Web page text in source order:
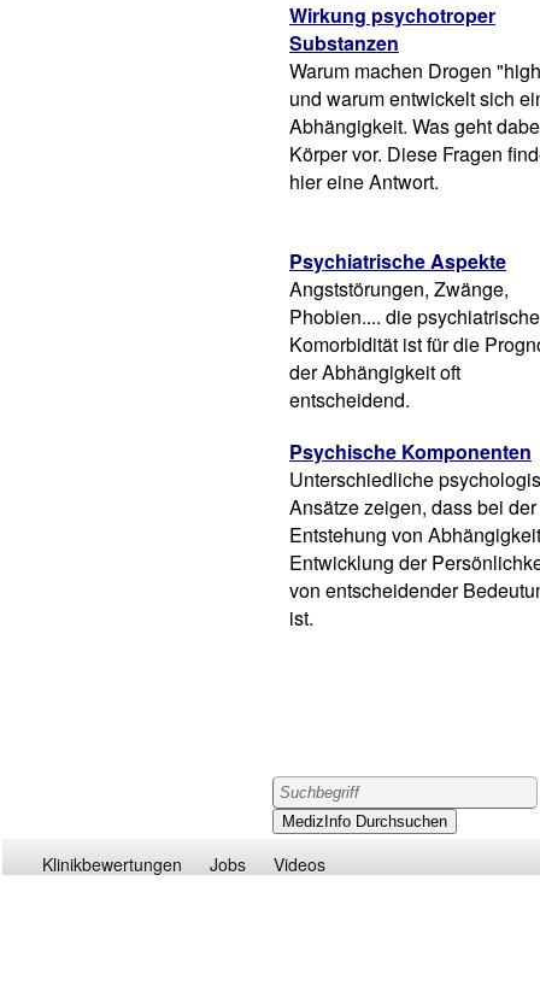
Wirkung psychotroper
Substanzen
Warum machen Drogen
und warum entwickelt sich
Abhängigkeit. Was geht
Körper vor. Diese Fragen
hier eine Antwort.
Psychiatrische Aspekte
Angststörungen, Zwänge,
Phobien.... die psychiatrische
Komorbidität ist für die
der Abhängigkeit oft
entscheidend.
Psychische Komponenten
Unterschiedliche
Ansätze zeigen, dass bei der
Entstehung von
Entwicklung der
von entscheidender
ist.
Klinikbewertungen Jobs Videos